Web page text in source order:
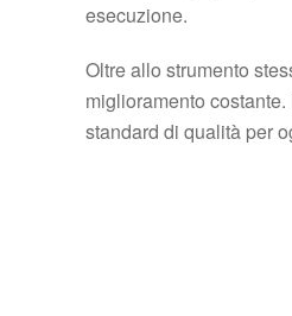
esecuzione.
Oltre allo strumento
miglioramento
standard di qualità per